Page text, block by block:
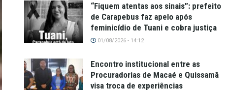
“Fiquem atentas aos sinais”: prefeito
de Carapebus faz apelo após
feminicídio de Tuani e cobra justiça
01/08/2026 - 14:12
Encontro institucional entre as
Procuradorias de Macaé e Quissamã
visa troca de experiências